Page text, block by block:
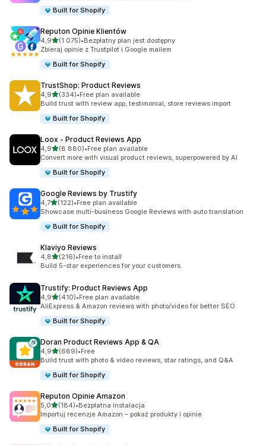
Built for Shopify
Reputon Opinie Klientów
4,9na 5 gwiazdek
(1 075)
Łączna liczba recenzji: 1075
•Bezpłatny plan jest dostępny
Zbieraj opinie z Trustpilot i Google mailem
Built for Shopify
TrustShop: Product Reviews
4,9na 5 gwiazdek
(334)
Łączna liczba recenzji: 334
•Free plan available
Build trust with review app, testimonial, store reviews import
Built for Shopify
Loox ‑ Product Reviews App
4,9na 5 gwiazdek
(8 880)
Łączna liczba recenzji: 8880
•Free plan available
Convert more with visual product reviews, superpowered by AI
Built for Shopify
Google Reviews by Trustify
4,7na 5 gwiazdek
(122)
Łączna liczba recenzji: 122
•Free plan available
Showcase multi-business Google Reviews with auto translation
Built for Shopify
Klaviyo Reviews
4,8na 5 gwiazdek
(216)
Łączna liczba recenzji: 216
•Free to install
Build 5-star experiences for your customers.
Trustify: Product Reviews App
4,9na 5 gwiazdek
(410)
Łączna liczba recenzji: 410
•Free plan available
AliExpress & Amazon reviews with photo/video for better SEO
Built for Shopify
Doran Product Reviews App & QA
4,9na 5 gwiazdek
(689)
Łączna liczba recenzji: 689
•Free
Build trust with photo & video reviews, star ratings, and Q&A
Built for Shopify
Reputon Opinie Amazon
5,0na 5 gwiazdek
(184)
Łączna liczba recenzji: 184
•Bezpłatna instalacja
Importuj recenzje Amazon – pokaż produkty i opinie
Built for Shopify